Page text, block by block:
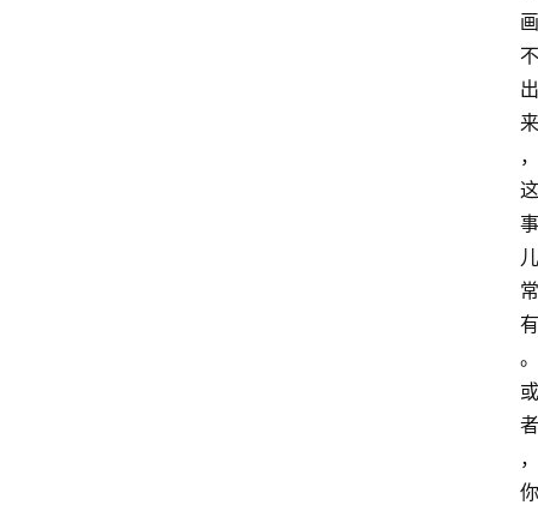
画
不
出
来
，
这
事
儿
常
有
。
或
者
，
你